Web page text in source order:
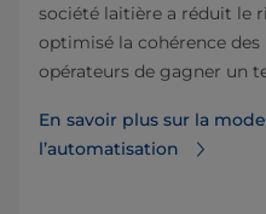
société laitière a réduit le
optimisé la cohérence
opérateurs de gagner un
En savoir plus sur la
l’automatisation